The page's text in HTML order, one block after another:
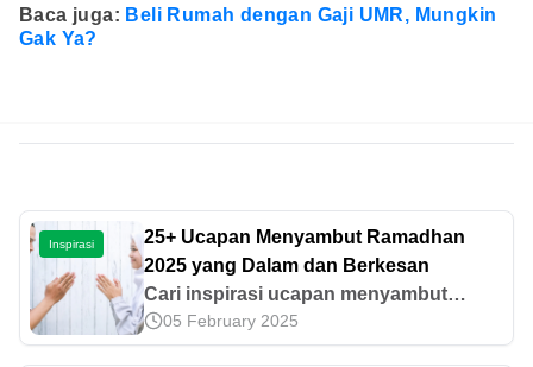
Baca juga: Beli Rumah dengan Gaji UMR, Mungkin
Gak Ya?
Inspirasi
25+ Ucapan Menyambut Ramadhan
2025 yang Dalam dan Berkesan
Cari inspirasi ucapan menyambut
Ramadhan 2025 yang dalam dan
berkesan? Temukan banyak pilihan
05 February 2025